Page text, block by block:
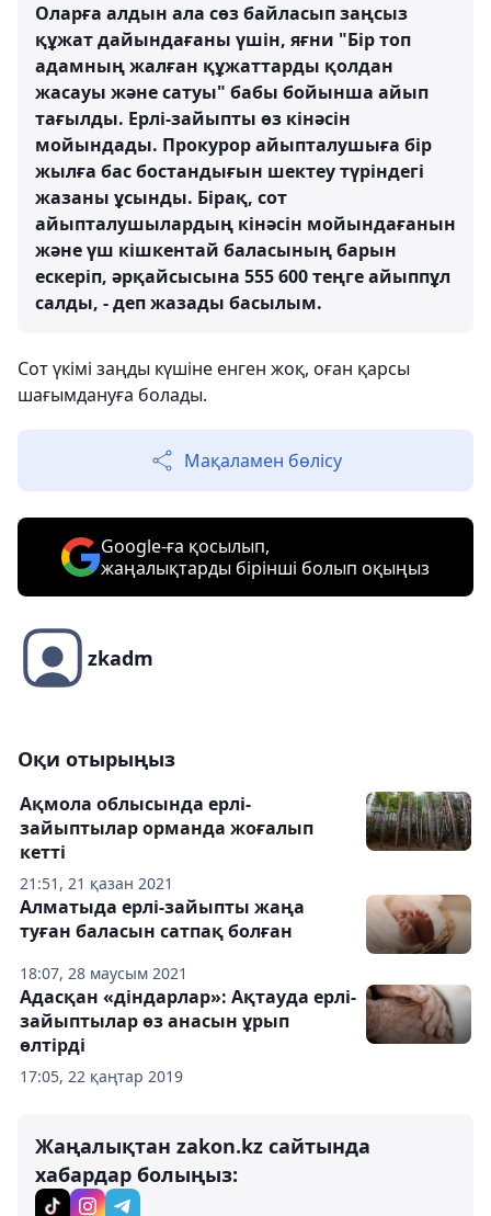
Оларға алдын ала сөз байласып заңсыз
құжат дайындағаны үшін, яғни "Бір топ
адамның жалған құжаттарды қолдан
жасауы және сатуы" бабы бойынша айып
тағылды. Ерлі-зайыпты өз кінәсін
мойындады. Прокурор айыпталушыға бір
жылға бас бостандығын шектеу түріндегі
жазаны ұсынды. Бірақ, сот
айыпталушылардың кінәсін мойындағанын
және үш кішкентай баласының барын
ескеріп, әрқайсысына 555 600 теңге айыппұл
салды, - деп жазады басылым.
Сот үкімі заңды күшіне енген жоқ, оған қарсы
шағымдануға болады.
Мақаламен бөлісу
Google-ға қосылып,
жаңалықтарды бірінші болып оқыңыз
zkadm
Оқи отырыңыз
21:51, 21 қазан 2021
Ақмола облысында ерлі-
зайыптылар орманда жоғалып
кетті
18:07, 28 маусым 2021
Алматыда ерлі-зайыпты жаңа
туған баласын сатпақ болған
17:05, 22 қаңтар 2019
Адасқан «діндарлар»: Ақтауда ерлі-
зайыптылар өз анасын ұрып
өлтірді
Жаңалықтан zakon.kz сайтында
хабардар болыңыз: